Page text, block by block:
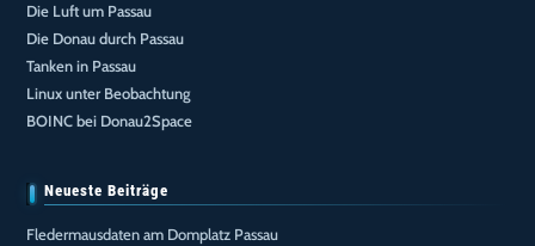
Die Luft um Passau
Die Donau durch Passau
Tanken in Passau
Linux unter Beobachtung
BOINC bei Donau2Space
Neueste Beiträge
Fledermausdaten am Domplatz Passau